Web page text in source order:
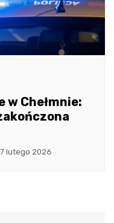
w Chełmnie:
lutego 2026